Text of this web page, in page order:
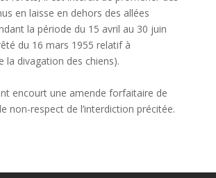
en laisse en dehors des allées
la période du 15 avril au 30 juin
du 16 mars 1955 relatif à
la divagation des chiens).
encourt une amende forfaitaire de
non-respect de l’interdiction précitée.